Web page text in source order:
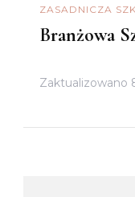
ZASADNICZA
Branżowa
Zaktualizowano